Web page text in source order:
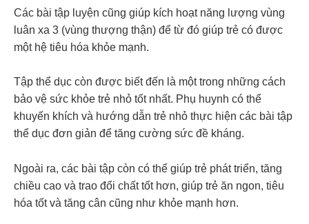
Các bài tập luyện cũng giúp kích hoạt năng lượng vùng
luân xa 3 (vùng thượng thận) để từ đó giúp trẻ có được
một hệ tiêu hóa khỏe mạnh.
Tập thể dục còn được biết đến là một trong những cách
bảo vệ sức khỏe trẻ nhỏ tốt nhất. Phụ huynh có thể
khuyến khích và hướng dẫn trẻ nhỏ thực hiện các bài tập
thể dục đơn giản để tăng cường sức đề kháng.
Ngoài ra, các bài tập còn có thể giúp trẻ phát triển, tăng
chiều cao và trao đổi chất tốt hơn, giúp trẻ ăn ngon, tiêu
hóa tốt và tăng cân cũng như khỏe mạnh hơn.